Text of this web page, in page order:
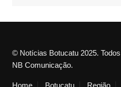
© Notícias Botucatu 2025.
NB Comunicação.
Home Botucatu Região